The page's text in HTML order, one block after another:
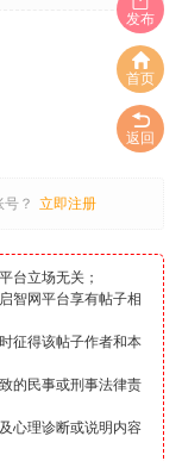
？ 立即注册
台立场无关；
智网平台享有帖子相
征得该帖子作者和本
的民事或刑事法律责
心理诊断或说明内容
发布
首页
返回